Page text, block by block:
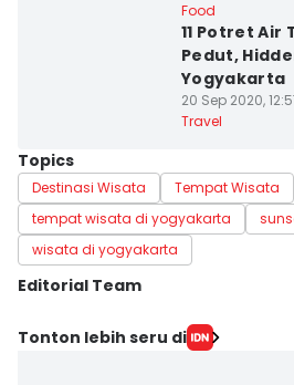
Food
11 Potret Air
Pedut,
Yogyakarta
20 Sep 2020,
Travel
Topics
Destinasi Wisata
Tempat Wisata
tempat wisata di yogyakarta
wisata di yogyakarta
Editorial Team
Editor
Tonton lebih seru di